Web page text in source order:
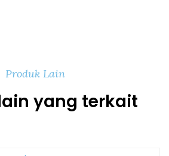
Produk Lain
yang terkait